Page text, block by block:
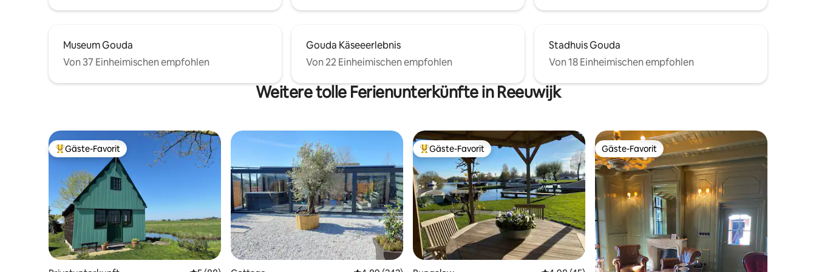
Museum Gouda
Von 37 Einheimischen empfohlen
Gouda Käseeerlebnis
Von 22 Einheimischen empfohlen
Stadhuis Gouda
Von 18 Einheimischen empfohlen
Weitere tolle Ferienunterkünfte in Reeuwijk
Beliebter Gäste-Favorit.
Gäste-Favorit Beliebter Gäste-Favorit.
Gäste-Favorit Gäste-Favorit
Gäste-Favorit